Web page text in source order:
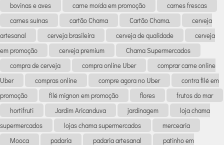
bovinas e aves
carne moída em promoção
carnes frescas
carnes suínas
cartão Chama Cartão Chama.
cerveja
artesanal
cerveja brasileira cerveja de qualidade
cerveja
em promoção
cerveja premium
Chama Supermercados
compra de cerveja
compra online Uber
comprar carne online
Uber
compras online compre agora no Uber
contra filé em
promoção
filé mignon em promoção flores
frutos do mar
hortifruti
Jardim Aricanduva jardinagem
loja chama
supermercados
lojas chama supermercados
mercearia
Mooca
padaria padaria artesanal
patinho em